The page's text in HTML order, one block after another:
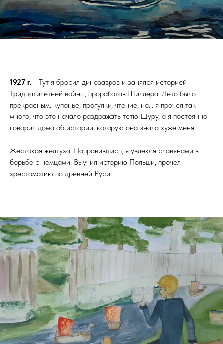
1927 г. - Тут я бросил динозавров и занялся историей
Тридцатилетней войны, проработав Шиллера. Лето было
прекрасным: купанье, прогулки, чтение, но... я прочел так
много, что это начало раздражать тетю Шуру, а я постоянно
говорил дома об истории, которую она знала хуже меня.
Жестокая желтуха. Поправившись, я увлекся славянами в
борьбе с немцами. Выучил историю Польши, прочел
хрестоматию по древней Руси.